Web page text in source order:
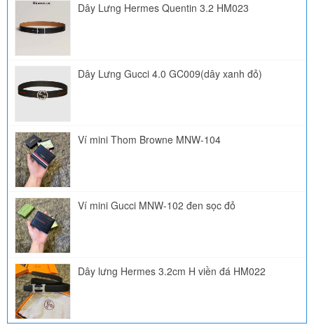
Dây Lưng Hermes Quentin 3.2 HM023
Dây Lưng Gucci 4.0 GC009(dây xanh đỏ)
Ví mini Thom Browne MNW-104
Ví mini Gucci MNW-102 đen sọc đỏ
Dây lưng Hermes 3.2cm H viền đá HM022